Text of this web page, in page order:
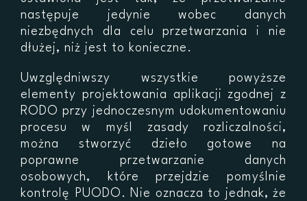
następuje jedynie wobec danych
niezbędnych dla celu przetwarzania i nie
dłużej, niż jest to konieczne.
Uwzględniwszy wszystkie powyższe
elementy projektowania aplikacji zgodnej z
RODO przy jednoczesnym udokumentowaniu
procesu w myśl zasady rozliczalności,
można stworzyć dzieło gotowe na
poprawne przetwarzanie danych
osobowych, które przejdzie pomyślnie
kontrolę PUODO. Nie oznacza to jednak, że